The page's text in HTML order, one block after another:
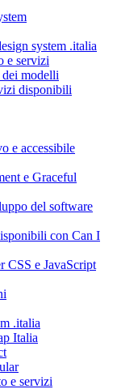
system .italia
e servizi
modelli
disponibili
e accessibile
e Graceful
del software
con Can I
CSS e JavaScript
.italia
Italia
e servizi